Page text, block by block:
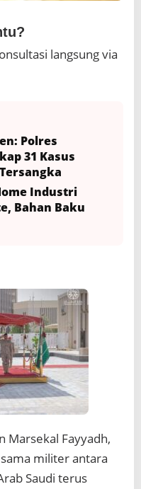
langsung via
Polres
31 Kasus
Industri
Bahan Baku
Marsekal Fayyadh,
militer antara
Saudi terus